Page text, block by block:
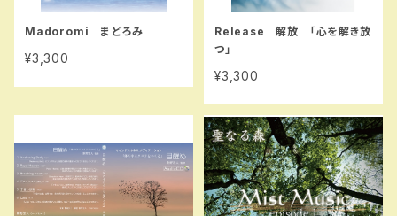
Madoromi まどろみ
¥3,300
Release 解放 「心を解き放
つ」
¥3,300